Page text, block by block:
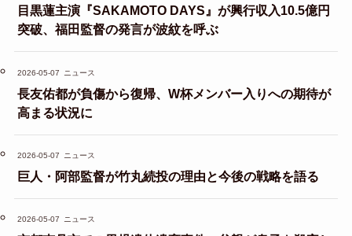
目黒蓮主演『SAKAMOTO DAYS』が興行収入10.5億円
突破、福田監督の発言が波紋を呼ぶ
2026-05-07 ニュース
長友佑都が負傷から復帰、W杯メンバー入りへの期待が
高まる状況に
2026-05-07 ニュース
巨人・阿部監督が竹丸続投の理由と今後の戦略を語る
2026-05-07 ニュース